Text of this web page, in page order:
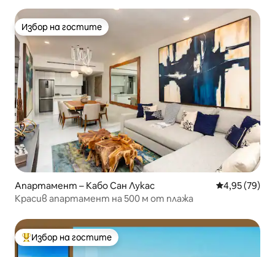
Избор на гостите
Избор на гостите
Апартамент – Кабо Сан Лукас Средна
4,95 (79)
Красив апартамент на 500 м от плажа
Най-популярен избор на гостите
Избор на гостите